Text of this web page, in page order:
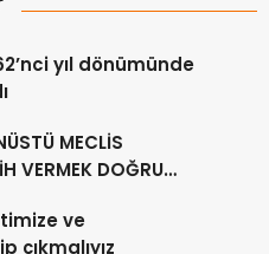
yıl dönümünde
MECLİS
VERMEK DOĞRU
ve
çıkmalıyız